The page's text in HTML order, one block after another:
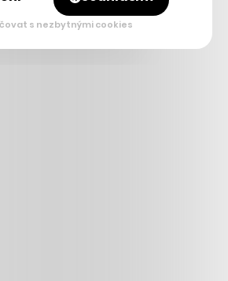
s nezbytnými cookies